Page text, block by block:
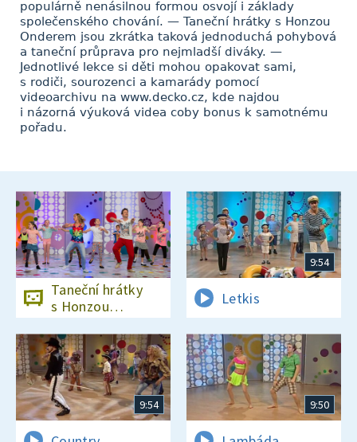
populárně nenásilnou formou osvojí i základy
společenského chování. — Taneční hrátky s Honzou
Onderem jsou zkrátka taková jednoduchá pohybová
a taneční průprava pro nejmladší diváky. —
Jednotlivé lekce si děti mohou opakovat sami,
s rodiči, sourozenci a kamarády pomocí
videoarchivu na www.decko.cz, kde najdou
i názorná výuková videa coby bonus k samotnému
pořadu.
Taneční hrátky
s Honzou
Onderem
9:54
Letkis
9:54 9:50